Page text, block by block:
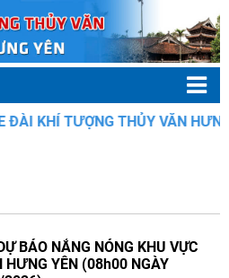
THỦY VĂN HƯNG YÊN
BÁO NẮNG NÓNG KHU VỰC
HƯNG YÊN (08h00 NGÀY